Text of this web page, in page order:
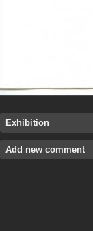
Exhibition
Add new comment